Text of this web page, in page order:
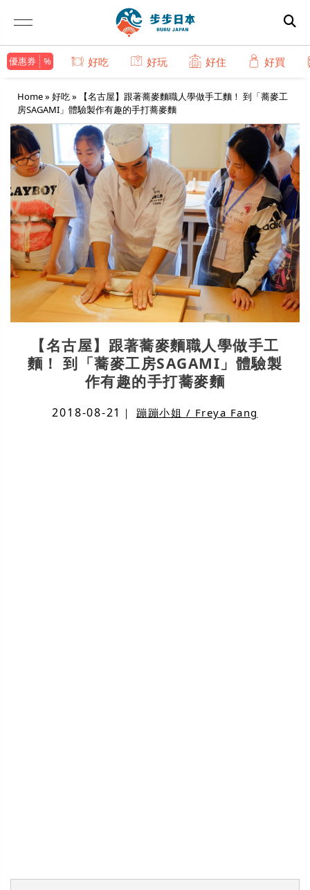
優惠券 好吃 好玩 好住 好買
Home» 好吃» 【名古屋】跟著蕎麥麵職人學做手工麵！ 到「蕎麥工
房SAGAMI」體驗製作有趣的手打蕎麥麵
【名古屋】跟著蕎麥麵職人學做手工
麵！ 到「蕎麥工房SAGAMI」體驗製
作有趣的手打蕎麥麵
2018-08-21 ｜ 蹦蹦小姐 / Freya Fang